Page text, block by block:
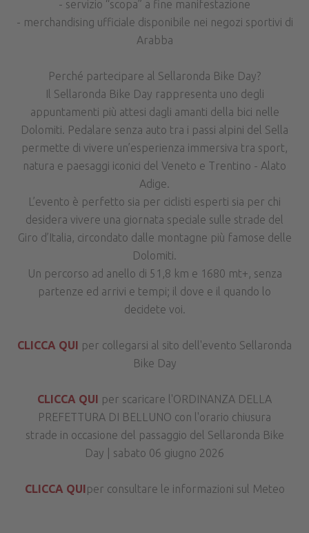
- servizio “scopa” a fine manifestazione
- merchandising ufficiale disponibile nei negozi sportivi di
Arabba
Perché partecipare al Sellaronda Bike Day?
Il Sellaronda Bike Day rappresenta uno degli
appuntamenti più attesi dagli amanti della bici nelle
Dolomiti. Pedalare senza auto tra i passi alpini del Sella
permette di vivere un’esperienza immersiva tra sport,
natura e paesaggi iconici del Veneto e Trentino - Alato
Adige.
L’evento è perfetto sia per ciclisti esperti sia per chi
desidera vivere una giornata speciale sulle strade del
Giro d’Italia, circondato dalle montagne più famose delle
Dolomiti.
Un percorso ad anello di 51,8 km e 1680 mt+, senza
partenze ed arrivi e tempi; il dove e il quando lo
decidete voi.
CLICCA QUI per collegarsi al sito dell'evento Sellaronda
Bike Day
CLICCA QUI per scaricare l'ORDINANZA DELLA
PREFETTURA DI BELLUNO con l'orario chiusura
strade in occasione del passaggio del Sellaronda Bike
Day | sabato 06 giugno 2026
CLICCA QUIper consultare le informazioni sul Meteo